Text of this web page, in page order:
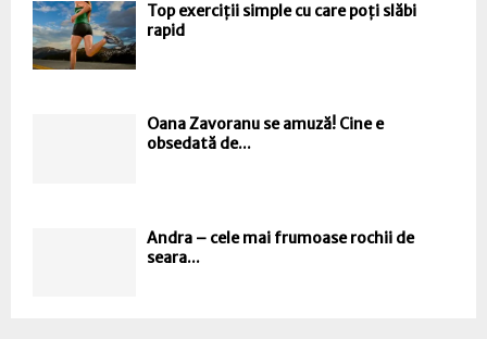
Top exerciții simple cu care poți slăbi
rapid
Oana Zavoranu se amuză! Cine e
obsedată de...
Andra – cele mai frumoase rochii de
seara...